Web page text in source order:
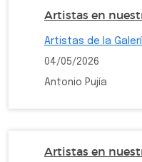
Artistas en
Artistas de la
04/05/2026
Antonio Pujía
Artistas en